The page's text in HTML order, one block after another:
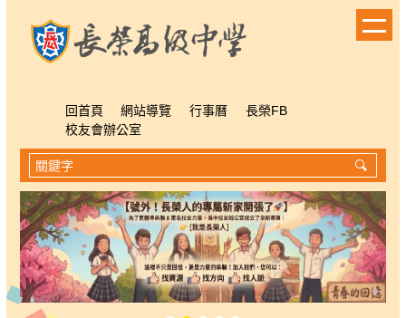
回首頁 網站導覽 行事曆
長榮FB
校友會辦公室